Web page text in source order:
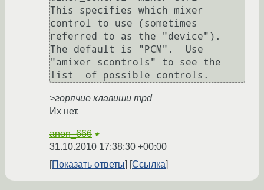
This specifies which mixer
control to use (sometimes
referred to as the "device").
The default is "PCM".  Use
"amixer scontrols" to see the
list  of possible controls.
>горячие клавиши mpd
Их нет.
anon_666 ★
31.10.2010 17:38:30 +00:00
Показать ответы
Ссылка